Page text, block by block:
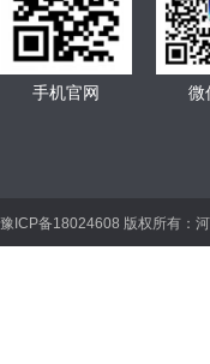
手机官网 微
豫ICP备18024608 版权所有：